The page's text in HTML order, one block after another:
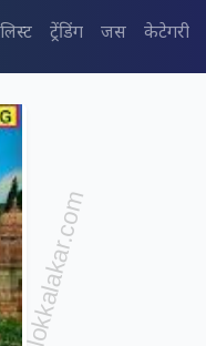
ट्रेंडिंग जस केटेगरी